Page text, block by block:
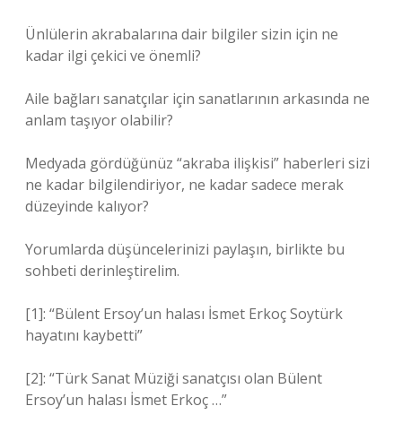
Ünlülerin akrabalarına dair bilgiler sizin için ne
kadar ilgi çekici ve önemli?
Aile bağları sanatçılar için sanatlarının arkasında ne
anlam taşıyor olabilir?
Medyada gördüğünüz “akraba ilişkisi” haberleri sizi
ne kadar bilgilendiriyor, ne kadar sadece merak
düzeyinde kalıyor?
Yorumlarda düşüncelerinizi paylaşın, birlikte bu
sohbeti derinleştirelim.
[1]: “Bülent Ersoy’un halası İsmet Erkoç Soytürk
hayatını kaybetti”
[2]: “Türk Sanat Müziği sanatçısı olan Bülent
Ersoy’un halası İsmet Erkoç …”